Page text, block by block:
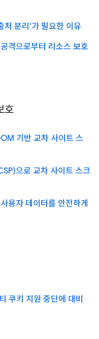
처 분리'가 필요한 이유
격으로부터 리소스 보호
호
기반 교차 사이트 스
으로 교차 사이트 스크
용자 데이터를 안전하게
쿠키 지원 중단에 대비